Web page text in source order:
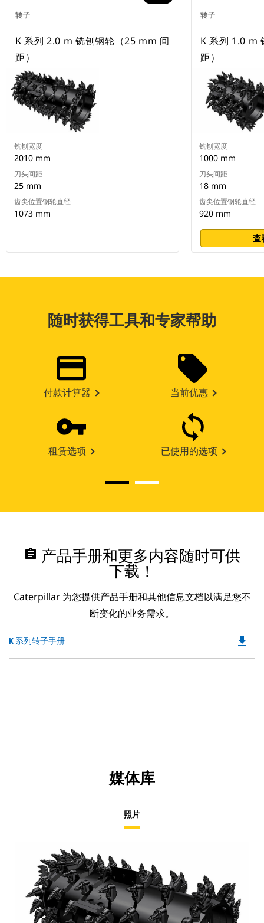
转子
K 系列 2.0 m 铣刨钢轮（25 mm 间
距）
铣刨宽度
2010 mm
刀头间距
25 mm
齿尖位置钢轮直径
1073 mm
转子
K 系列 1.0 m
距）
铣刨宽度
1000 mm
刀头间距
18 mm
齿尖位置钢轮直径
920 mm
查
随时获得工具和专家帮助
付款计算器 当前优惠
租赁选项 已使用的选项
assignment 产品手册和更多内容随时可供
下载！
Caterpillar 为您提供产品手册和其他信息文档以满足您不
断变化的业务需求。
K 系列转子手册 file_download
媒体库
照片